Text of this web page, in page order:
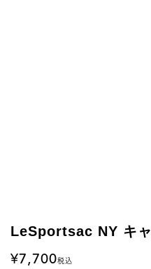
LeSportsac NY キ
7,700税込